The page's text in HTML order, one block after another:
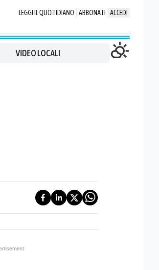
LEGGI IL QUOTIDIANO ABBONATI ACCEDI
VIDEO LOCALI